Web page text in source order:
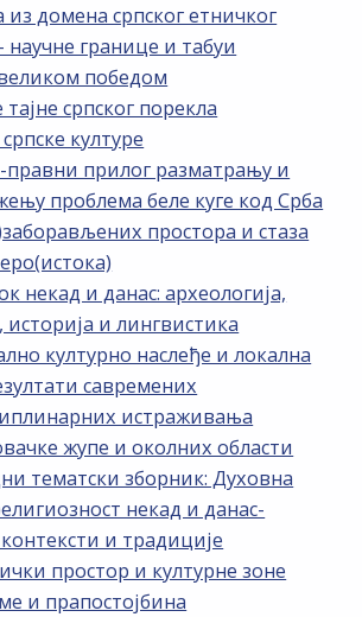
домена српског етничког
научне границе и табуи
победом
српског порекла
културе
прилог разматрању и
проблема беле куге код Срба
простора и стаза
некад и данас: археологија,
историја и лингвистика
културно наслеђе и локална
савремених
истраживања
жупе и околних области
тематски зборник: Духовна
некад и данас-
и традиције
простор и културне зоне
и прапостојбина